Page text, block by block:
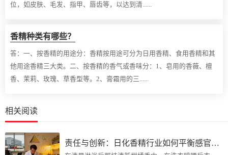
位，如皮肤、毛发、指甲、唇齿等，以达到清......
香精种类有哪些？
答： 一、按香精的用途分：香精按用途可分为日用香精、食用香精和其
他用途香精三大类。二、按香精的香气或香味分：1、皂用的香薇、檀
香、茉莉、玫瑰、草香型等。2、膏霜用的三......
相关阅读
责任与创新：日化香精行业如何平衡感官体验与生态友好？